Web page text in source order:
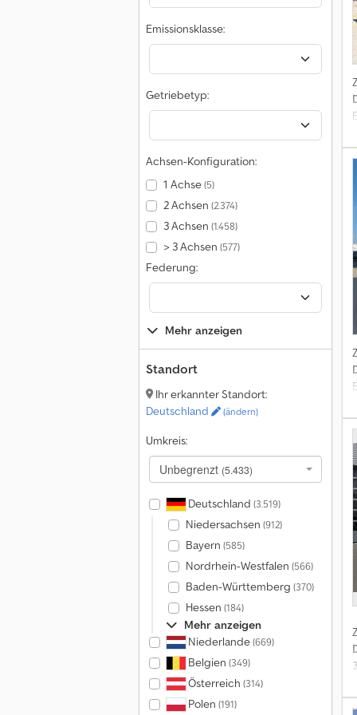
Emissionsklasse:
Getriebetyp:
Achsen-Konfiguration:
1 Achse(5)
2 Achsen (2.374)
3 Achsen (1.458)
> 3 Achsen (577)
Federung:
Mehr anzeigen
Standort
Ihr erkannter Standort:
Deutschland
(ändern)
Umkreis:
Unbegrenzt (5.433)
Deutschland (3.519)
Niedersachsen (912)
Bayern (585)
Nordrhein-Westfalen (566)
Baden-Württemberg (370)
Hessen (184)
Mehr anzeigen
Niederlande(669)
Belgien (349)
Österreich (314)
Polen (191)
|